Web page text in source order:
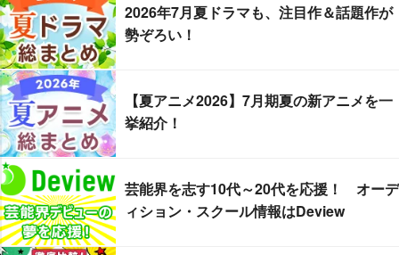
2026年7月夏ドラマも、注目作＆話題作が
勢ぞろい！
【夏アニメ2026】7月期夏の新アニメを一
挙紹介！
芸能界を志す10代～20代を応援！ オーデ
ィション・スクール情報はDeview